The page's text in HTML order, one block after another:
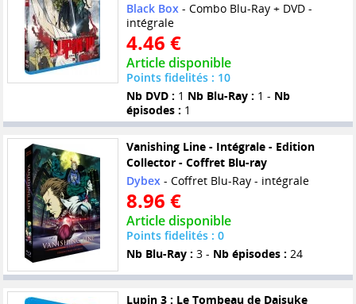
Black Box- Combo Blu-Ray + DVD -
intégrale
4.46 €
Article disponible
Points fidelités : 10
Nb DVD : 1 Nb Blu-Ray : 1 - Nb
épisodes : 1
Vanishing Line - Intégrale - Edition
Collector - Coffret Blu-ray
Dybex- Coffret Blu-Ray - intégrale
8.96 €
Article disponible
Points fidelités : 0
Nb Blu-Ray : 3 - Nb épisodes : 24
Lupin 3 : Le Tombeau de Daisuke